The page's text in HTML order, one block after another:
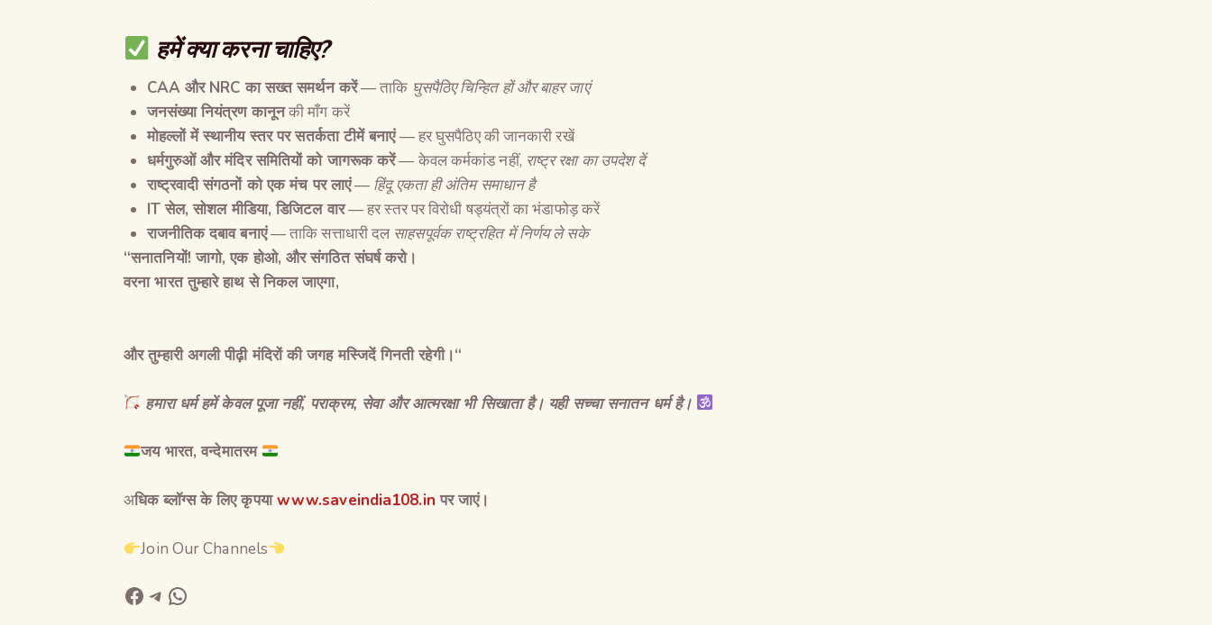
हमें क्या करना चाहिए?
CAA औरNRCका सख्त समर्थन करें— ताकि घुसपैठिए चिन्हित हों और बाहर जाएं
जनसंख्या नियंत्रण कानूनकी माँग करें
मोहल्लों में स्थानीय स्तर पर सतर्कता टीमें बनाएं— हर घुसपैठिए की जानकारी रखें
धर्मगुरुओं और मंदिर समितियों को जागरूक करें— केवल कर्मकांड नहीं, राष्ट्र रक्षा का उपदेश दें
राष्ट्रवादी संगठनों को एक मंच पर लाएं— हिंदू एकता ही अंतिम समाधान है
ITसेल,सोशल मीडिया,डिजिटल वार— हर स्तर पर विरोधी षड्यंत्रों का भंडाफोड़ करें
राजनीतिक दबाव बनाएं— ताकि सत्ताधारी दल साहसपूर्वक राष्ट्रहित में निर्णय ले सके
“सनातनियों!जागो,एक होओ, और संगठित संघर्ष करो।
वरना भारत तुम्हारे हाथ से निकल जाएगा,
और तुम्हारी अगली पीढ़ी मंदिरों की जगह मस्जिदें गिनती रहेगी।“
हमारा धर्म हमें केवल पूजा नहीं, पराक्रम, सेवा और आत्मरक्षा भी सिखाता है। यही सच्चा सनातन धर्म है।
जय भारत,वन्देमातरम
अधिक ब्लॉग्स के लिए कृपयाwww.saveindia108.in पर जाएं।
Join Our Channels